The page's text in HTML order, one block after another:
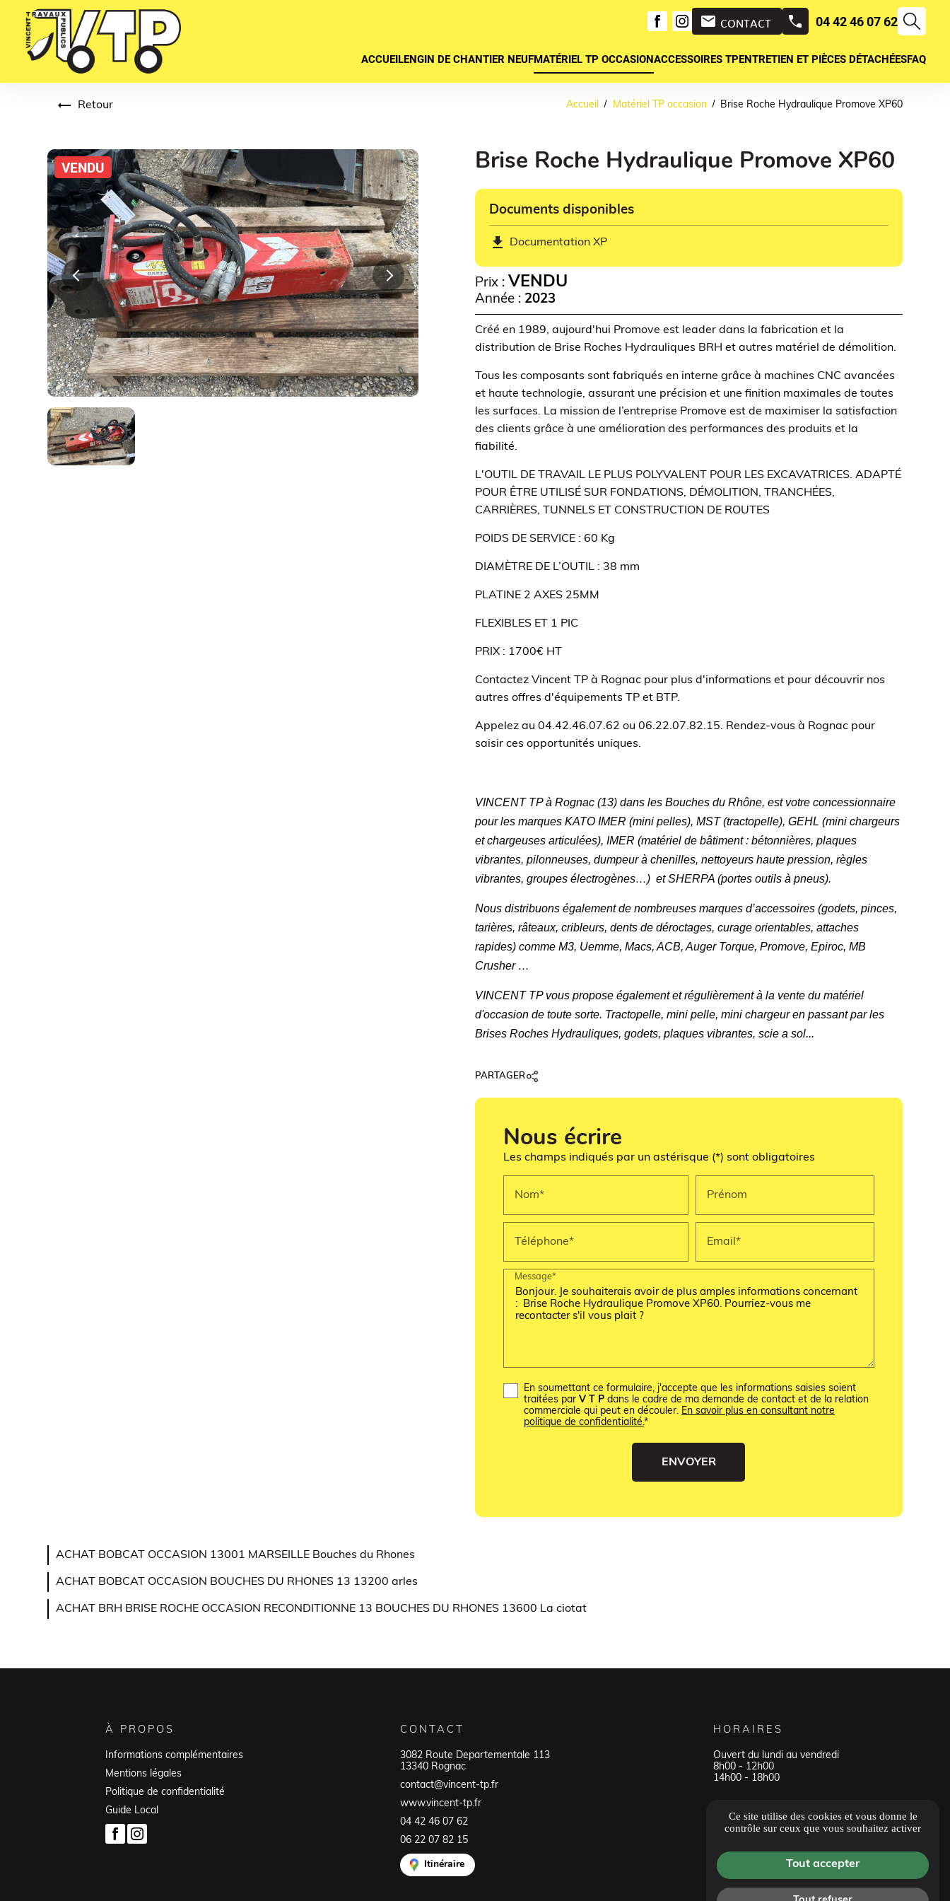
mail CONTACT 04 42 46 07 62
ACCUEILENGIN DE CHANTIER NEUFMATÉRIEL TP OCCASIONACCESSOIRES TPENTRETIEN ET PIÈCES DÉTACHÉESFAQ
Accueil Matériel TP occasion Brise Roche Hydraulique Promove XP60
Retour
Previous Next
VENDU Brise Roche Hydraulique Promove XP60
Documents disponibles
get_app Documentation XP
Prix : VENDU
Année : 2023
Créé en 1989, aujourd'hui Promove est leader dans la fabrication et la
distribution de Brise Roches Hydrauliques BRH et autres matériel de démolition.
Tous les composants sont fabriqués en interne grâce à machines CNC avancées
et haute technologie, assurant une précision et une finition maximales de toutes
les surfaces. La mission de l’entreprise Promove est de maximiser la satisfaction
des clients grâce à une amélioration des performances des produits et la
fiabilité.
L'OUTIL DE TRAVAIL LE PLUS POLYVALENT POUR LES EXCAVATRICES. ADAPTÉ
POUR ÊTRE UTILISÉ SUR FONDATIONS, DÉMOLITION, TRANCHÉES,
CARRIÈRES, TUNNELS ET CONSTRUCTION DE ROUTES
POIDS DE SERVICE : 60 Kg
DIAMÈTRE DE L’OUTIL : 38 mm
PLATINE 2 AXES 25MM
FLEXIBLES ET 1 PIC
PRIX : 1700€ HT
Contactez Vincent TP à Rognac pour plus d'informations et pour découvrir nos
autres offres d'équipements TP et BTP.
Appelez au 04.42.46.07.62 ou 06.22.07.82.15. Rendez-vous à Rognac pour
saisir ces opportunités uniques.
VINCENT TP à Rognac (13) dans les Bouches du Rhône, est votre concessionnaire
pour les marques KATO IMER (mini pelles), MST (tractopelle), GEHL (mini chargeurs
et chargeuses articulées), IMER (matériel de bâtiment : bétonnières, plaques
vibrantes, pilonneuses, dumpeur à chenilles, nettoyeurs haute pression, règles
vibrantes, groupes électrogènes…) et SHERPA (portes outils à pneus).
Nous distribuons également de nombreuses marques d’accessoires (godets, pinces,
tarières, râteaux, cribleurs, dents de déroctages, curage orientables, attaches
rapides) comme M3, Uemme, Macs, ACB, Auger Torque, Promove, Epiroc, MB
Crusher …
VINCENT TP vous propose également et régulièrement à la vente du matériel
d'occasion de toute sorte. Tractopelle, mini pelle, mini chargeur en passant par les
Brises Roches Hydrauliques, godets, plaques vibrantes, scie a sol...
PARTAGER
Nous écrire
Les champs indiqués par un astérisque (*) sont obligatoires
Nom* Prénom
Téléphone* Email*
Message*
En soumettant ce formulaire, j'accepte que les informations saisies soient
traitées par V T P dans le cadre de ma demande de contact et de la relation
commerciale qui peut en découler. En savoir plus en consultant notre
politique de confidentialité.*
ACHAT BOBCAT OCCASION 13001 MARSEILLE Bouches du Rhones
ACHAT BOBCAT OCCASION BOUCHES DU RHONES 13 13200 arles
ACHAT BRH BRISE ROCHE OCCASION RECONDITIONNE 13 BOUCHES DU RHONES 13600 La ciotat
À PROPOS
Informations complémentaires
Mentions légales
Politique de confidentialité
Guide Local
CONTACT
3082 Route Departementale 113
13340 Rognac
contact@vincent-tp.fr
www.vincent-tp.fr
04 42 46 07 62
06 22 07 82 15
Itinéraire
HORAIRES
Ouvert du lundi au vendredi
8h00 - 12h00
14h00 - 18h00
Panneau de gestion des cookies
Ce site utilise des cookies et vous donne le
contrôle sur ceux que vous souhaitez activer
Tout accepter